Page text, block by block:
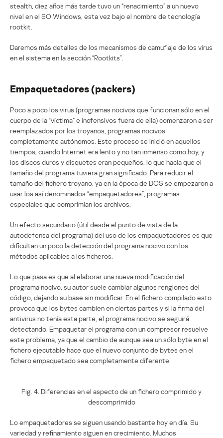
stealth, diez años más tarde tuvo un “renacimiento” a un nuevo
nivel en el SO Windows, esta vez bajo el nombre de tecnología
rootkit.
Daremos más detalles de los mecanismos de camuflaje de los virus
en el sistema en la sección “Rootkits”.
Empaquetadores (packers)
Poco a poco los virus (programas nocivos que funcionan sólo en el
cuerpo de la “víctima” e inofensivos fuera de ella) comenzaron a ser
reemplazados por los troyanos, programas nocivos
completamente autónomos. Este proceso se inició en aquellos
tiempos, cuando Internet era lento y no tan inmenso como hoy, y
los discos duros y disquetes eran pequeños, lo que hacía que el
tamaño del programa tuviera gran significado. Para reducir el
tamaño del fichero troyano, ya en la época de DOS se empezaron a
usar los así denominados “empaquetadores”, programas
especiales que comprimían los archivos.
Un efecto secundario (útil desde el punto de vista de la
autodefensa del programa) del uso de los empaquetadores es que
dificultan un poco la detección del programa nocivo con los
métodos aplicables a los ficheros.
Lo que pasa es que al elaborar una nueva modificación del
programa nocivo, su autor suele cambiar algunos renglones del
código, dejando su base sin modificar. En el fichero compilado esto
provoca que los bytes cambien en ciertas partes y si la firma del
antivirus no tenía esta parte, el programa nocivo se seguirá
detectando. Empaquetar el programa con un compresor resuelve
este problema, ya que el cambio de aunque sea un sólo byte en el
fichero ejecutable hace que el nuevo conjunto de bytes en el
fichero empaquetado sea completamente diferente.
Fig. 4. Diferencias en el aspecto de un fichero comprimido y
descomprimido
Lo empaquetadores se siguen usando bastante hoy en día. Su
variedad y refinamiento siguen en crecimiento. Muchos